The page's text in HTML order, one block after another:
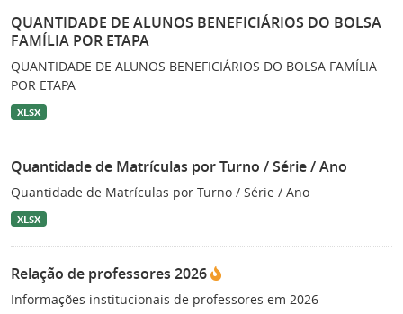
QUANTIDADE DE ALUNOS BENEFICIÁRIOS DO BOLSA
FAMÍLIA POR ETAPA
QUANTIDADE DE ALUNOS BENEFICIÁRIOS DO BOLSA FAMÍLIA
POR ETAPA
XLSX
Quantidade de Matrículas por Turno / Série / Ano
Quantidade de Matrículas por Turno / Série / Ano
XLSX
Relação de professores 2026
Informações institucionais de professores em 2026